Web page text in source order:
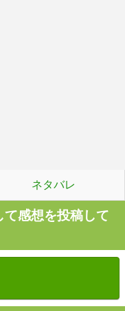
ネタバレ
感想を投稿して